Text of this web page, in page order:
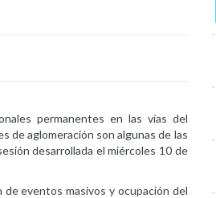
permanentes en las vías del
de aglomeración son algunas de las
desarrollada el miércoles 10 de
eventos masivos y ocupación del